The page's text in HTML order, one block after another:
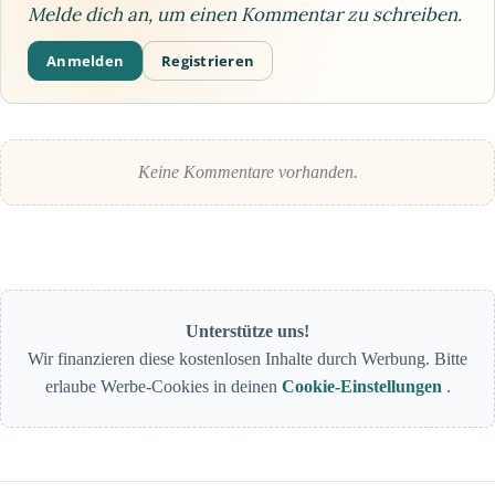
Melde dich an, um einen Kommentar zu schreiben.
Anmelden Registrieren
Keine Kommentare vorhanden.
Unterstütze uns!
Wir finanzieren diese kostenlosen Inhalte durch Werbung. Bitte
erlaube Werbe-Cookies in deinen Cookie-Einstellungen .